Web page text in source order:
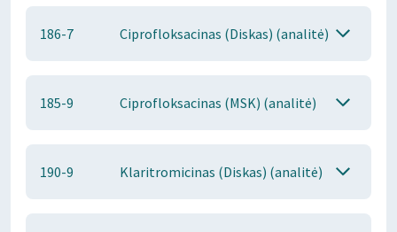
186-7 Ciprofloksacinas (Diskas) (analitė)
185-9 Ciprofloksacinas (MSK) (analitė)
190-9 Klaritromicinas (Diskas) (analitė)